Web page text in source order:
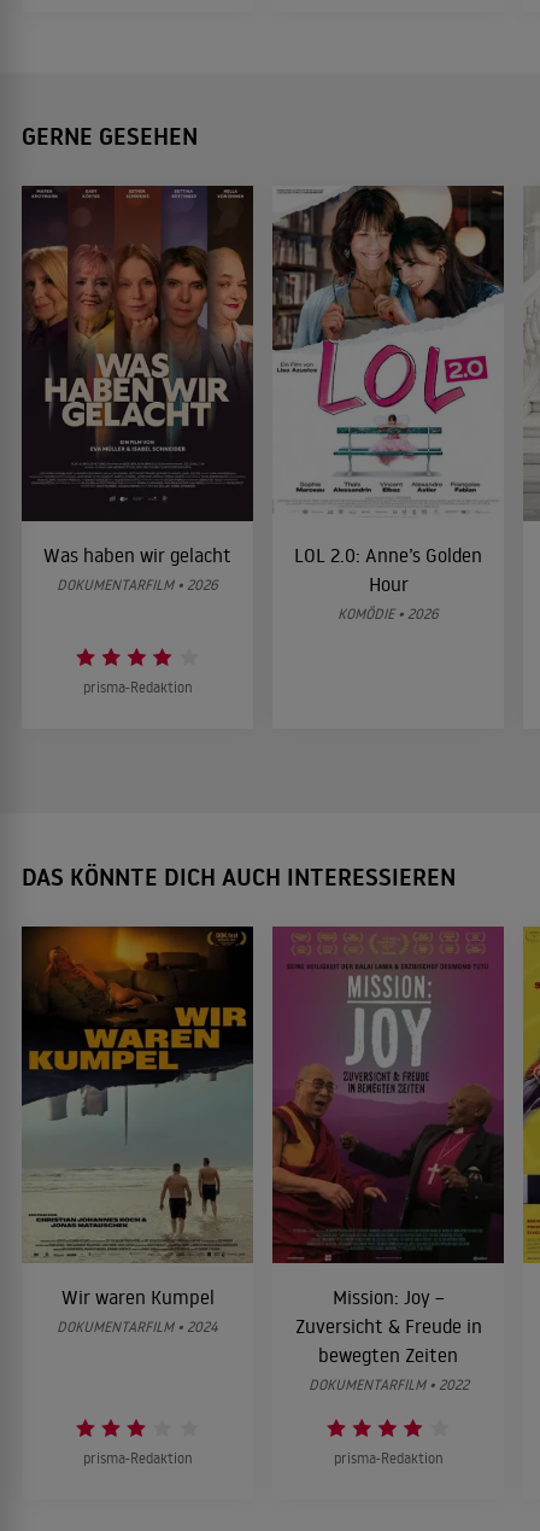
GERNE GESEHEN
Was haben wir gelacht
DOKUMENTARFILM • 2026
prisma-Redaktion
LOL 2.0: Anne’s Golden
Hour
KOMÖDIE • 2026
DAS KÖNNTE DICH AUCH INTERESSIEREN
Wir waren Kumpel
DOKUMENTARFILM • 2024
prisma-Redaktion
Mission: Joy –
Zuversicht & Freude in
bewegten Zeiten
DOKUMENTARFILM • 2022
prisma-Redaktion